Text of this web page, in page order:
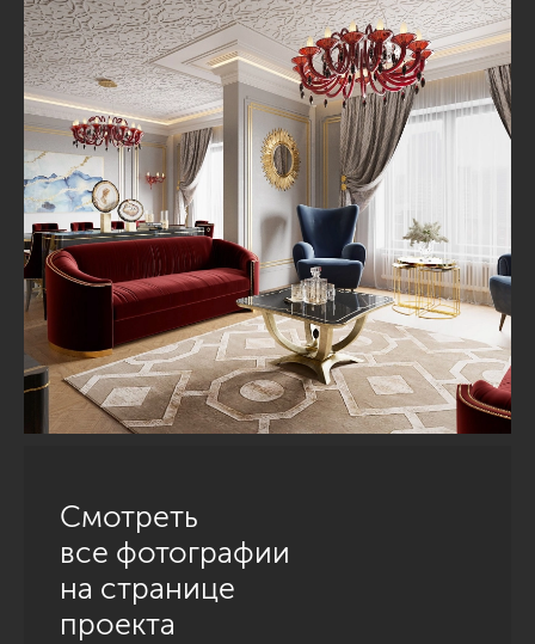
Смотреть
все фотографии
на странице
проекта